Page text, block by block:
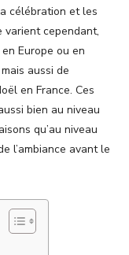
célébration et les
cependant,
Europe ou en
aussi de
en France. Ces
bien au niveau
qu’au niveau
l’ambiance avant le